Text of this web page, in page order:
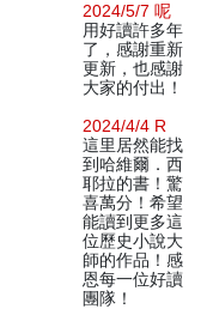
2024/5/7 呢
用好讀許多年
了，感謝重新
更新，也感謝
大家的付出！
2024/4/4 R
這里居然能找
到哈維爾．西
耶拉的書！驚
喜萬分！希望
能讀到更多這
位歷史小說大
師的作品！感
恩每一位好讀
團隊！